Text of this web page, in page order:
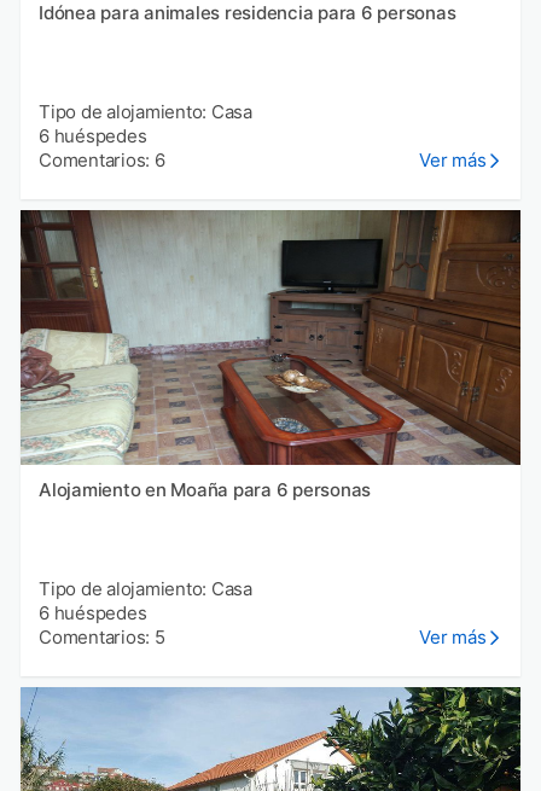
Idónea para animales residencia para 6 personas
Tipo de alojamiento: Casa
6 huéspedes
Comentarios: 6
Ver más
Alojamiento en Moaña para 6 personas
Tipo de alojamiento: Casa
6 huéspedes
Comentarios: 5
Ver más